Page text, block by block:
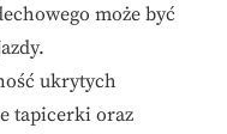
może być
ukrytych
tapicerki oraz